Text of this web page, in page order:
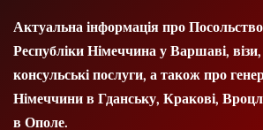
Актуальна інформація про
Республіки Німеччина у Варшаві,
консульські послуги, а також про
Німеччини в Гданську, Кракові,
в Ополе.